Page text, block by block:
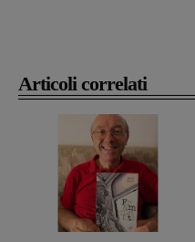
Articoli correlati